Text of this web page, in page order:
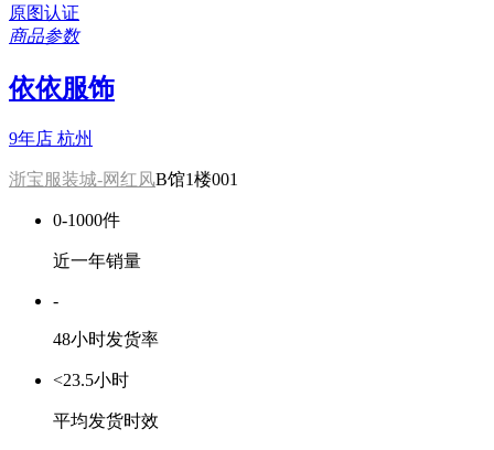
原图认证
商品参数
依依服饰
9年店 杭州
浙宝服装城-网红风B馆1楼001
0-1000件
近一年销量
-
48小时发货率
<23.5小时
平均发货时效